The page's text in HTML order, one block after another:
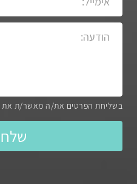
בשליחת הפרטים את/ה מאשר/ת את
שלח